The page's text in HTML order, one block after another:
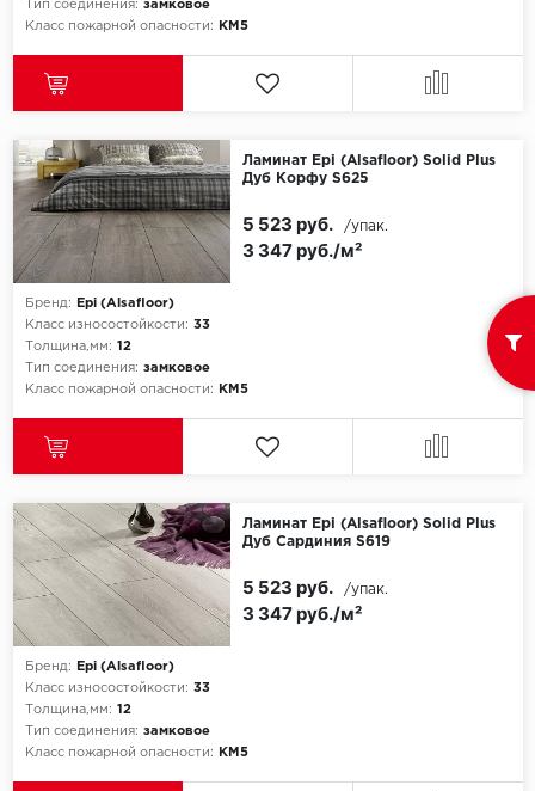
Тип соединения: замковое
Класс пожарной опасности:
КМ5
Ламинат Epi (Alsafloor) Solid Plus
Дуб Корфу S625
Бренд:
Epi (Alsafloor)
Класс износостойкости: 33
Толщина,мм: 12
Тип соединения: замковое
Класс пожарной опасности:
КМ5
3 347 руб./м²
5 523 руб. /упак.
Ламинат Epi (Alsafloor) Solid Plus
Дуб Сардиния S619
Бренд:
Epi (Alsafloor)
Класс износостойкости: 33
Толщина,мм: 12
Тип соединения: замковое
Класс пожарной опасности:
КМ5
3 347 руб./м²
5 523 руб. /упак.